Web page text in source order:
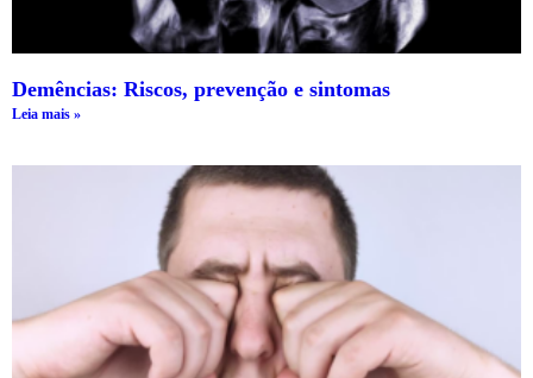
Demências: Riscos, prevenção e sintomas
Leia mais »